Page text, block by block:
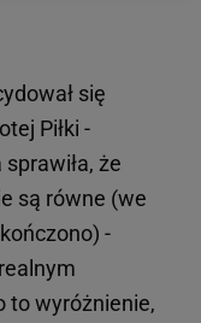
się
Piłki -
że
są równe (we
-
to wyróżnienie,